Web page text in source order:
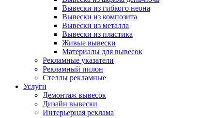
Вывески из гибкого неона
Вывески из композита
Вывески из металла
Вывески из пластика
Живые вывески
Материалы для вывесок
Рекламные указатели
Рекламный пилон
Стеллы рекламные
Услуги
Демонтаж вывесок
Дизайн вывески
Интерьерная реклама